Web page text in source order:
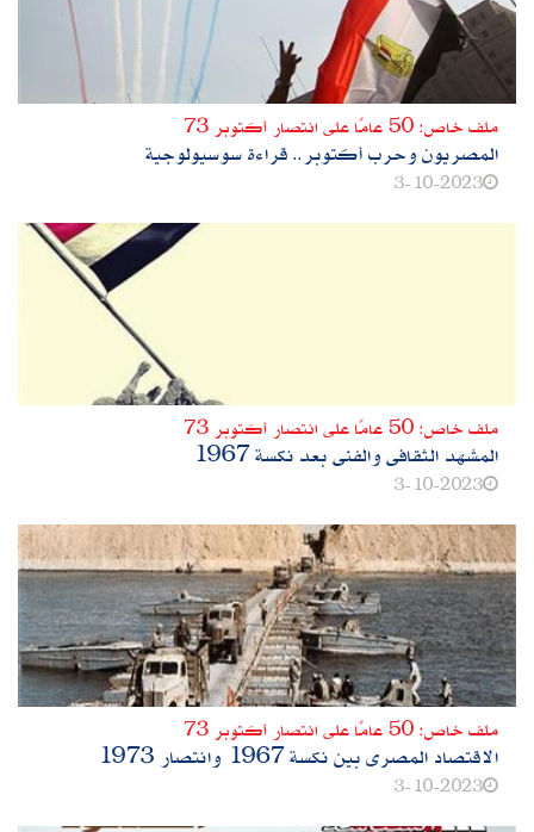
ملف خاص: 50 عامًا على انتصار أكتوبر 73
المصريون وحرب أكتوبر.. قراءة سوسيولوجية
3-10-2023
ملف خاص: 50 عامًا على انتصار أكتوبر 73
المشهد الثقافى والفنى بعد نكسة 1967
3-10-2023
ملف خاص: 50 عامًا على انتصار أكتوبر 73
الاقتصاد المصرى بين نكسة 1967 وانتصار 1973
3-10-2023